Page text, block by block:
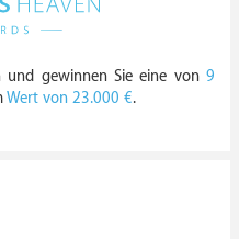
und gewinnen Sie eine von 9
Wert von 23.000 €.